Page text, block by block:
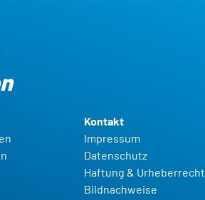
Kontakt
Impressum
Datenschutz
Haftung & Urheberrecht
Bildnachweise